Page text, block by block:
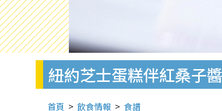
紐約芝士蛋糕伴紅桑子
首頁 飲食情報 食譜